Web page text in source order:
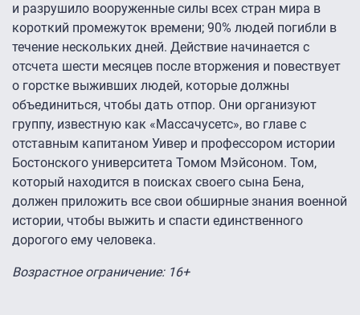
и разрушило вооруженные силы всех стран мира в
короткий промежуток времени; 90% людей погибли в
течение нескольких дней. Действие начинается с
отсчета шести месяцев после вторжения и повествует
о горстке выживших людей, которые должны
объединиться, чтобы дать отпор. Они организуют
группу, известную как «Массачусетс», во главе с
отставным капитаном Уивер и профессором истории
Бостонского университета Томом Мэйсоном. Том,
который находится в поисках своего сына Бена,
должен приложить все свои обширные знания военной
истории, чтобы выжить и спасти единственного
дорогого ему человека.
Возрастное ограничение: 16+